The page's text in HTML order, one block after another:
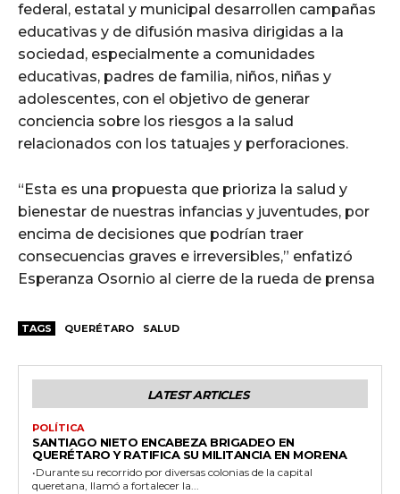
federal, estatal y municipal desarrollen campañas
educativas y de difusión masiva dirigidas a la
sociedad, especialmente a comunidades
educativas, padres de familia, niños, niñas y
adolescentes, con el objetivo de generar
conciencia sobre los riesgos a la salud
relacionados con los tatuajes y perforaciones.
“Esta es una propuesta que prioriza la salud y
bienestar de nuestras infancias y juventudes, por
encima de decisiones que podrían traer
consecuencias graves e irreversibles,” enfatizó
Esperanza Osornio al cierre de la rueda de prensa
TAGS QUERÉTARO SALUD
LATEST ARTICLES
POLÍTICA
SANTIAGO NIETO ENCABEZA BRIGADEO EN
QUERÉTARO Y RATIFICA SU MILITANCIA EN MORENA
•Durante su recorrido por diversas colonias de la capital
queretana, llamó a fortalecer la...